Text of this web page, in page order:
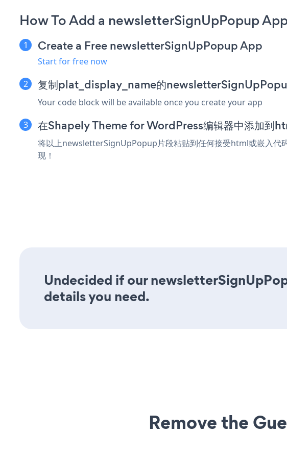
How To Add a newsletterSignUpPopup
Create a Free newsletterSignUpPopup App
Start for free now
复制plat_display_name的
Your code block will be available once you create your app
在Shapely Theme for WordPress编辑器中添加到
将以上newsletterSignUpPopup片段粘贴到任何接受html或嵌入
现！
Undecided if our
details you need.
Remove the